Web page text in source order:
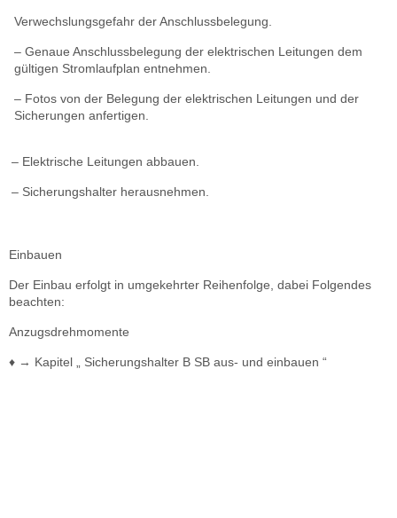
Verwechslungsgefahr der Anschlussbelegung.
– Genaue Anschlussbelegung der elektrischen Leitungen dem
gültigen Stromlaufplan entnehmen.
– Fotos von der Belegung der elektrischen Leitungen und der
Sicherungen anfertigen.
– Elektrische Leitungen abbauen.
– Sicherungshalter herausnehmen.
Einbauen
Der Einbau erfolgt in umgekehrter Reihenfolge, dabei Folgendes
beachten:
Anzugsdrehmomente
♦ → Kapitel „ Sicherungshalter B SB aus- und einbauen “